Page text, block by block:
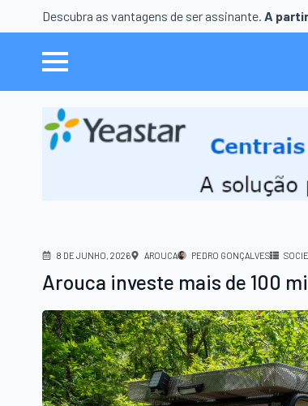
Descubra as vantagens de ser assinante. A
8 DE JUNHO, 2026 AROUCA PEDRO GONÇALVES
Arouca investe mais de 100